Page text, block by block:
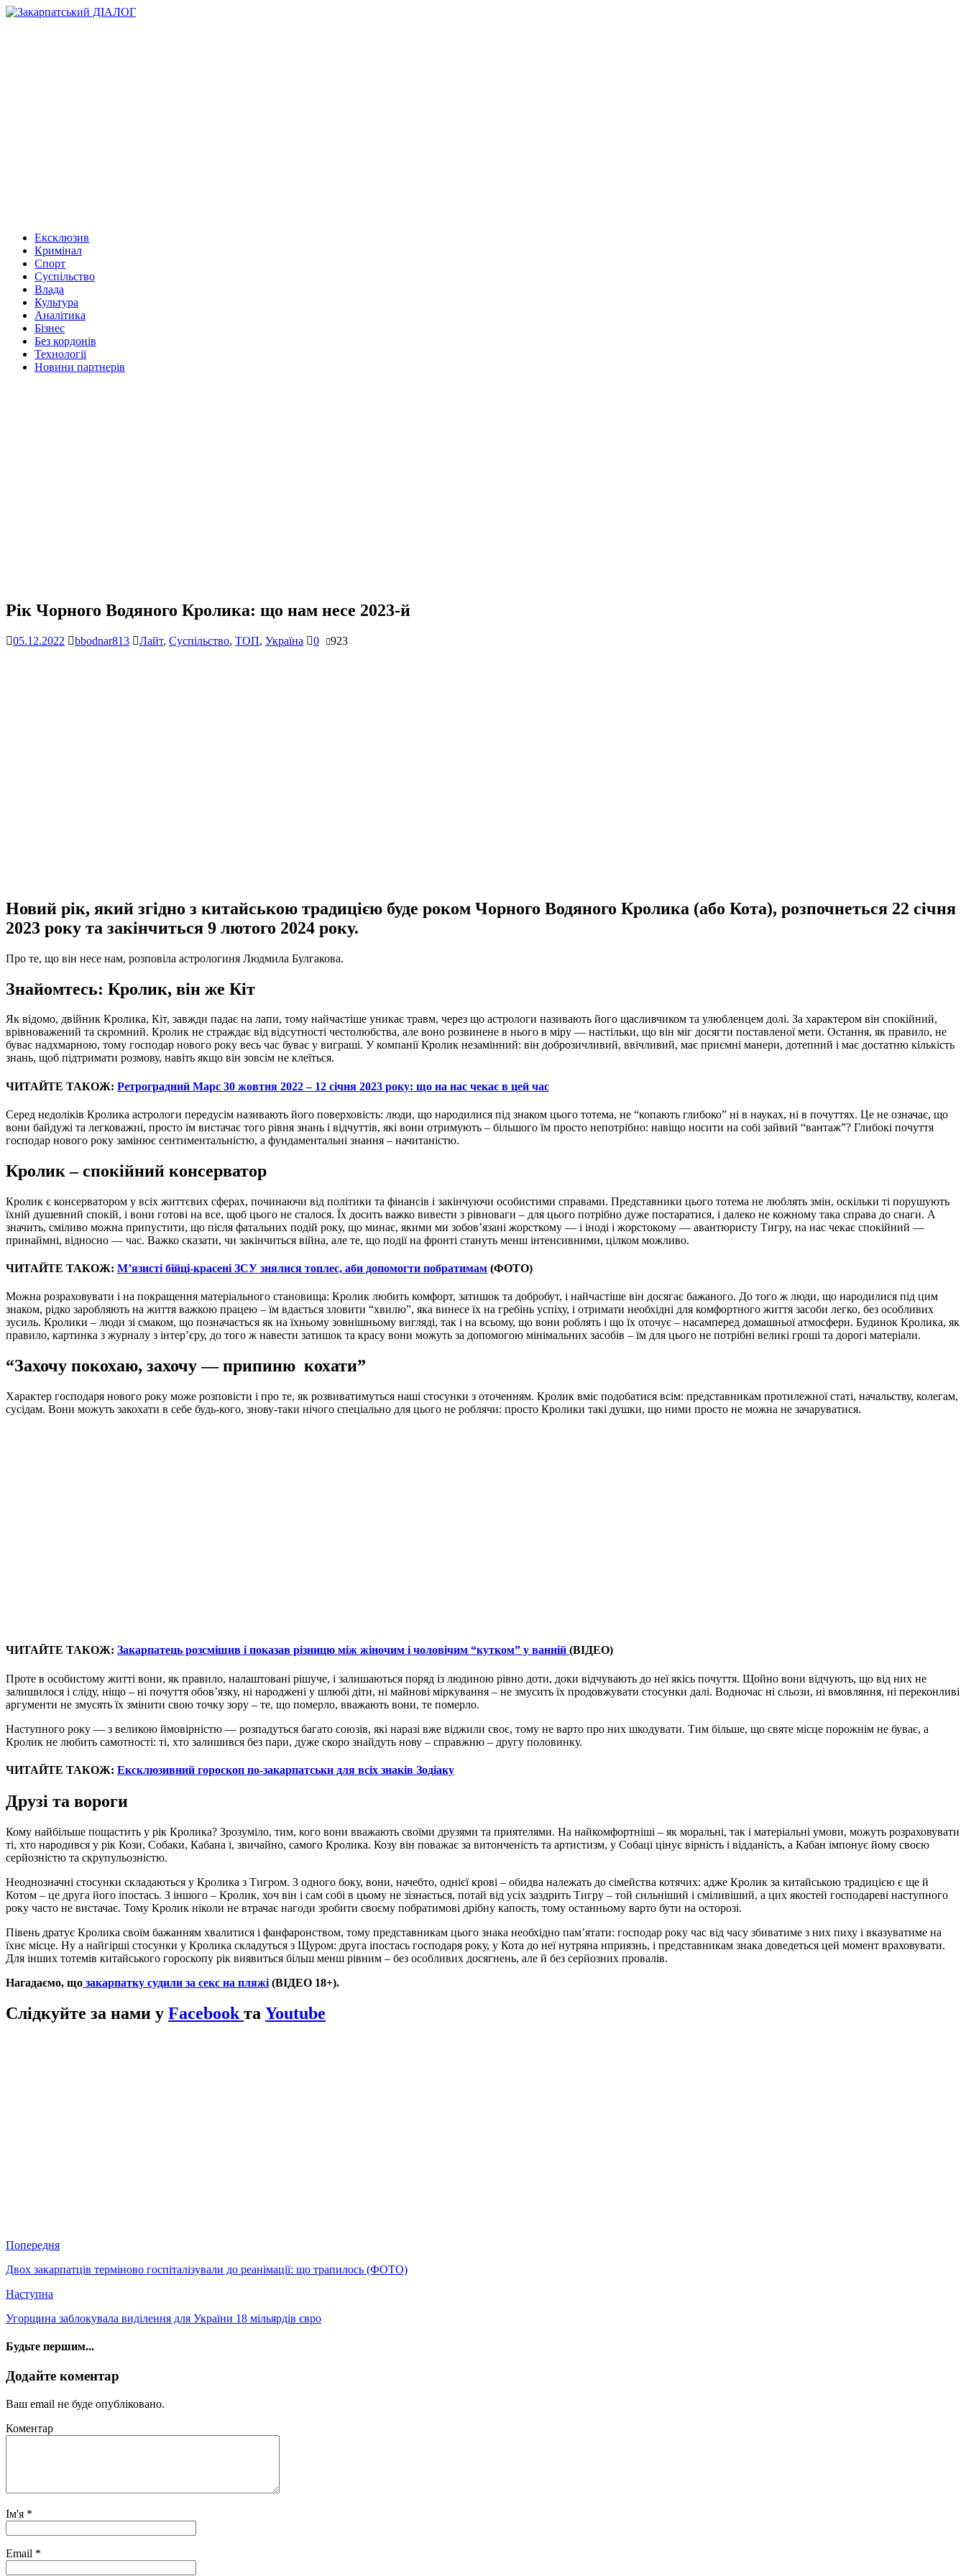
Ексклюзив
Кримінал
Спорт
Суспільство
Влада
Культура
Аналітика
Бізнес
Без кордонів
Технології
Новини партнерів
Рік Чорного Водяного Кролика: що нам несе 2023-й
05.12.2022 bbodnar813 Лайт, Суспільство, ТОП, Україна 0 923
Новий рік, який згідно з китайською традицією буде роком Чорного Водяного Кролика (або Кота), розпочнеться 22 січня
2023 року та закінчиться 9 лютого 2024 року.
Про те, що він несе нам, розповіла астрологиня Людмила Булгакова.
Знайомтесь: Кролик, він же Кіт
Як відомо, двійник Кролика, Кіт, завжди падає на лапи, тому найчастіше уникає травм, через що астрологи називають його щасливчиком та улюбленцем долі. За характером він спокійний,
врівноважений та скромний. Кролик не страждає від відсутності честолюбства, але воно розвинене в нього в міру — настільки, що він міг досягти поставленої мети. Остання, як правило, не
буває надхмарною, тому господар нового року весь час буває у виграші. У компанії Кролик незамінний: він доброзичливий, ввічливий, має приємні манери, дотепний і має достатню кількість
знань, щоб підтримати розмову, навіть якщо він зовсім не клеїться.
ЧИТАЙТЕ ТАКОЖ: Ретроградний Марс 30 жовтня 2022 – 12 січня 2023 року: що на нас чекає в цей час
Серед недоліків Кролика астрологи передусім називають його поверховість: люди, що народилися під знаком цього тотема, не “копають глибоко” ні в науках, ні в почуттях. Це не означає, що
вони байдужі та легковажні, просто їм вистачає того рівня знань і відчуттів, які вони отримують – більшого їм просто непотрібно: навіщо носити на собі зайвий “вантаж”? Глибокі почуття
господар нового року замінює сентиментальністю, а фундаментальні знання – начитаністю.
Кролик – спокійний консерватор
Кролик є консерватором у всіх життєвих сферах, починаючи від політики та фінансів і закінчуючи особистими справами. Представники цього тотема не люблять змін, оскільки ті порушують
їхній душевний спокій, і вони готові на все, щоб цього не сталося. Їх досить важко вивести з рівноваги – для цього потрібно дуже постаратися, і далеко не кожному така справа до снаги. А
значить, сміливо можна припустити, що після фатальних подій року, що минає, якими ми зобов’язані жорсткому — і іноді і жорстокому — авантюристу Тигру, на нас чекає спокійний —
принаймні, відносно — час. Важко сказати, чи закінчиться війна, але те, що події на фронті стануть менш інтенсивними, цілком можливо.
ЧИТАЙТЕ ТАКОЖ: М’язисті бійці-красені ЗСУ знялися топлес, аби допомогти побратимам (ФОТО)
Можна розраховувати і на покращення матеріального становища: Кролик любить комфорт, затишок та добробут, і найчастіше він досягає бажаного. До того ж люди, що народилися під цим
знаком, рідко заробляють на життя важкою працею – їм вдається зловити “хвилю”, яка винесе їх на гребінь успіху, і отримати необхідні для комфортного життя засоби легко, без особливих
зусиль. Кролики – люди зі смаком, що позначається як на їхньому зовнішньому вигляді, так і на всьому, що вони роблять і що їх оточує – насамперед домашньої атмосфери. Будинок Кролика, як
правило, картинка з журналу з інтер’єру, до того ж навести затишок та красу вони можуть за допомогою мінімальних засобів – їм для цього не потрібні великі гроші та дорогі матеріали.
“Захочу покохаю, захочу — припиню кохати”
Характер господаря нового року може розповісти і про те, як розвиватимуться наші стосунки з оточенням. Кролик вміє подобатися всім: представникам протилежної статі, начальству, колегам,
сусідам. Вони можуть закохати в себе будь-кого, знову-таки нічого спеціально для цього не роблячи: просто Кролики такі душки, що ними просто не можна не зачаруватися.
ЧИТАЙТЕ ТАКОЖ: Закарпатець розсмішив і показав різницю між жіночим і чоловічим “кутком” у ванній (ВІДЕО)
Проте в особистому житті вони, як правило, налаштовані рішуче, і залишаються поряд із людиною рівно доти, доки відчувають до неї якісь почуття. Щойно вони відчують, що від них не
залишилося і сліду, ніщо – ні почуття обов’язку, ні народжені у шлюбі діти, ні майнові міркування – не змусить їх продовжувати стосунки далі. Водночас ні сльози, ні вмовляння, ні переконливі
аргументи не змусять їх змінити свою точку зору – те, що померло, вважають вони, те померло.
Наступного року — з великою ймовірністю — розпадуться багато союзів, які наразі вже віджили своє, тому не варто про них шкодувати. Тим більше, що святе місце порожнім не буває, а
Кролик не любить самотності: ті, хто залишився без пари, дуже скоро знайдуть нову – справжню – другу половинку.
ЧИТАЙТЕ ТАКОЖ: Ексклюзивний гороскоп по-закарпатськи для всіх знаків Зодіаку
Друзі та вороги
Кому найбільше пощастить у рік Кролика? Зрозуміло, тим, кого вони вважають своїми друзями та приятелями. На найкомфортніші – як моральні, так і матеріальні умови, можуть розраховувати
ті, хто народився у рік Кози, Собаки, Кабана і, звичайно, самого Кролика. Козу він поважає за витонченість та артистизм, у Собаці цінує вірність і відданість, а Кабан імпонує йому своєю
серйозністю та скрупульозністю.
Неоднозначні стосунки складаються у Кролика з Тигром. З одного боку, вони, начебто, однієї крові – обидва належать до сімейства котячих: адже Кролик за китайською традицією є ще й
Котом – це друга його іпостась. З іншого – Кролик, хоч він і сам собі в цьому не зізнається, потай від усіх заздрить Тигру – той сильніший і сміливіший, а цих якостей господареві наступного
року часто не вистачає. Тому Кролик ніколи не втрачає нагоди зробити своєму побратимові дрібну капость, тому останньому варто бути на осторозі.
Півень дратує Кролика своїм бажанням хвалитися і фанфаронством, тому представникам цього знака необхідно пам’ятати: господар року час від часу збиватиме з них пиху і вказуватиме на
їхнє місце. Ну а найгірші стосунки у Кролика складуться з Щуром: друга іпостась господаря року, у Кота до неї нутряна нприязнь, і представникам знака доведеться цей момент враховувати.
Для інших тотемів китайського гороскопу рік виявиться більш менш рівним – без особливих досягнень, але й без серйозних провалів.
Нагадаємо, що закарпатку судили за секс на пляжі (ВІДЕО 18+).
Слідкуйте за нами у Facebook та Youtube
Попередня
Двох закарпатців терміново госпіталізували до реанімації: що трапилось (ФОТО)
Наступна
Угорщина заблокувала виділення для України 18 мільярдів євро
Будьте першим...
Додайте коментар
Ваш email не буде опубліковано.
Коментар
Ім'я *
Email *